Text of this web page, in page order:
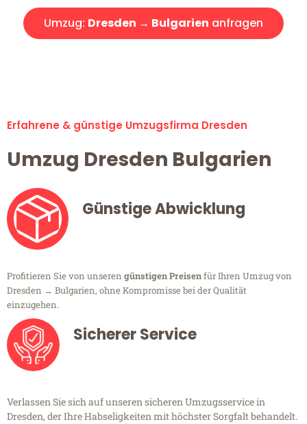
Umzug: Dresden → Bulgarien anfragen
Erfahrene & günstige Umzugsfirma Dresden
Umzug Dresden Bulgarien
Günstige Abwicklung
Profitieren Sie von unseren günstigen Preisenfür Ihren Umzug von
Dresden → Bulgarien, ohne Kompromisse bei der Qualität
einzugehen.
Sicherer Service
Verlassen Sie sich auf unseren sicheren Umzugsservice in
Dresden, der Ihre Habseligkeiten mit höchster Sorgfalt behandelt.